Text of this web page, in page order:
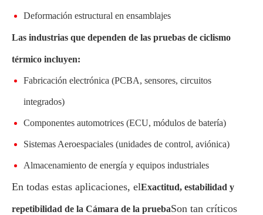
Deformación estructural en ensamblajes
Las industrias que dependen de las pruebas de ciclismo
térmico incluyen:
Fabricación electrónica (PCBA, sensores, circuitos
integrados)
Componentes automotrices (ECU, módulos de batería)
Sistemas Aeroespaciales (unidades de control, aviónica)
Almacenamiento de energía y equipos industriales
En todas estas aplicaciones, elExactitud, estabilidad y
repetibilidad de la Cámara de la pruebaSon tan críticos